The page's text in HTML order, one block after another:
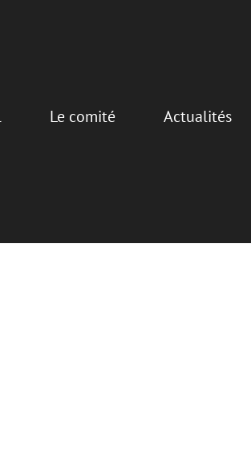
Le comité Actualités